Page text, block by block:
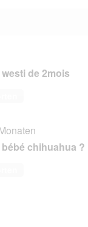
de 2mois
chihuahua ?